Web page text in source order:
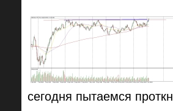
сегодня пытаемся